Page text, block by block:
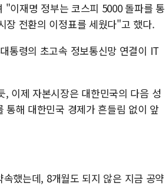
이재명 정부는 코스피 5000 돌파를 통
장 전환의 이정표를 세웠다"고 했다.
통령의 초고속 정보통신망 연결이 IT
이제 자본시장은 대한민국의 다음 성
해 대한민국 경제가 흔들림 없이 앞
했는데, 8개월도 되지 않은 지금 공약